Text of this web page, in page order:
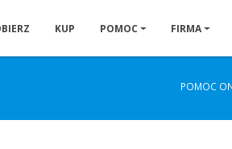
KUP POMOC FIRMA
POMOC